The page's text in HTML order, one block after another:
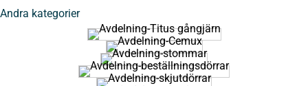
Andra kategorier